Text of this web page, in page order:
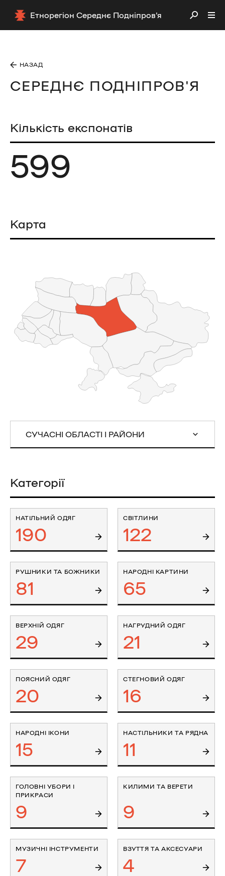
Етнорегіон Середнє Подніпров'я
НАЗАД
СЕРЕДНЄ ПОДНІПРОВ'Я
Кількість експонатів
599
Категорії
НАТІЛЬНИЙ ОДЯГ
190
СВІТЛИНИ
122
РУШНИКИ ТА БОЖНИКИ
81
НАРОДНІ КАРТИНИ
65
ВЕРХНІЙ ОДЯГ
29
НАГРУДНИЙ ОДЯГ
21
ПОЯСНИЙ ОДЯГ
20
СТЕГНОВИЙ ОДЯГ
16
НАРОДНІ ІКОНИ
15
НАСТІЛЬНИКИ ТА РЯДНА
11
ГОЛОВНІ УБОРИ І
ПРИКРАСИ
9
КИЛИМИ ТА ВЕРЕТИ
9
МУЗИЧНІ ІНСТРУМЕНТИ
7
ВЗУТТЯ ТА АКСЕСУАРИ
4
Карта
СУЧАСНІ ОБЛАСТІ І РАЙОНИ